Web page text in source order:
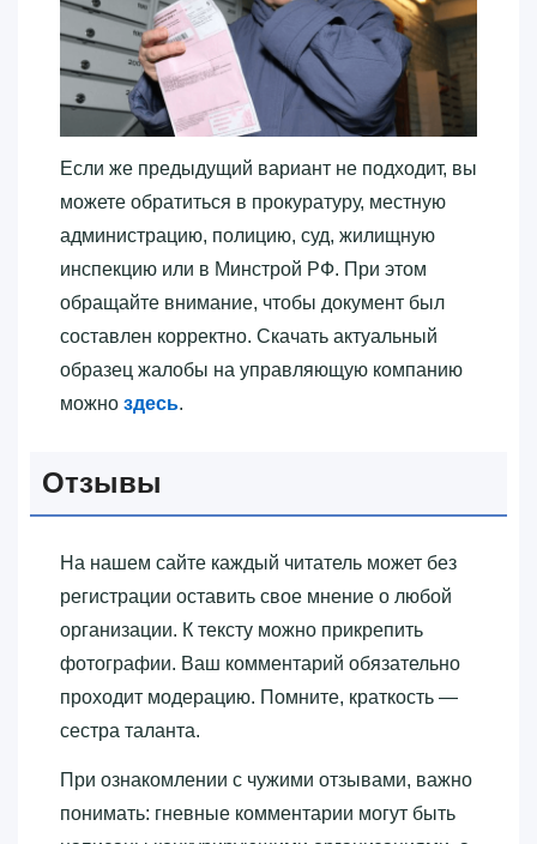
Если же предыдущий вариант не подходит, вы
можете обратиться в прокуратуру, местную
администрацию, полицию, суд, жилищную
инспекцию или в Минстрой РФ. При этом
обращайте внимание, чтобы документ был
составлен корректно. Скачать актуальный
образец жалобы на управляющую компанию
можно здесь.
Отзывы
На нашем сайте каждый читатель может без
регистрации оставить свое мнение о любой
организации. К тексту можно прикрепить
фотографии. Ваш комментарий обязательно
проходит модерацию. Помните, краткость —
сестра таланта.
При ознакомлении с чужими отзывами, важно
понимать: гневные комментарии могут быть